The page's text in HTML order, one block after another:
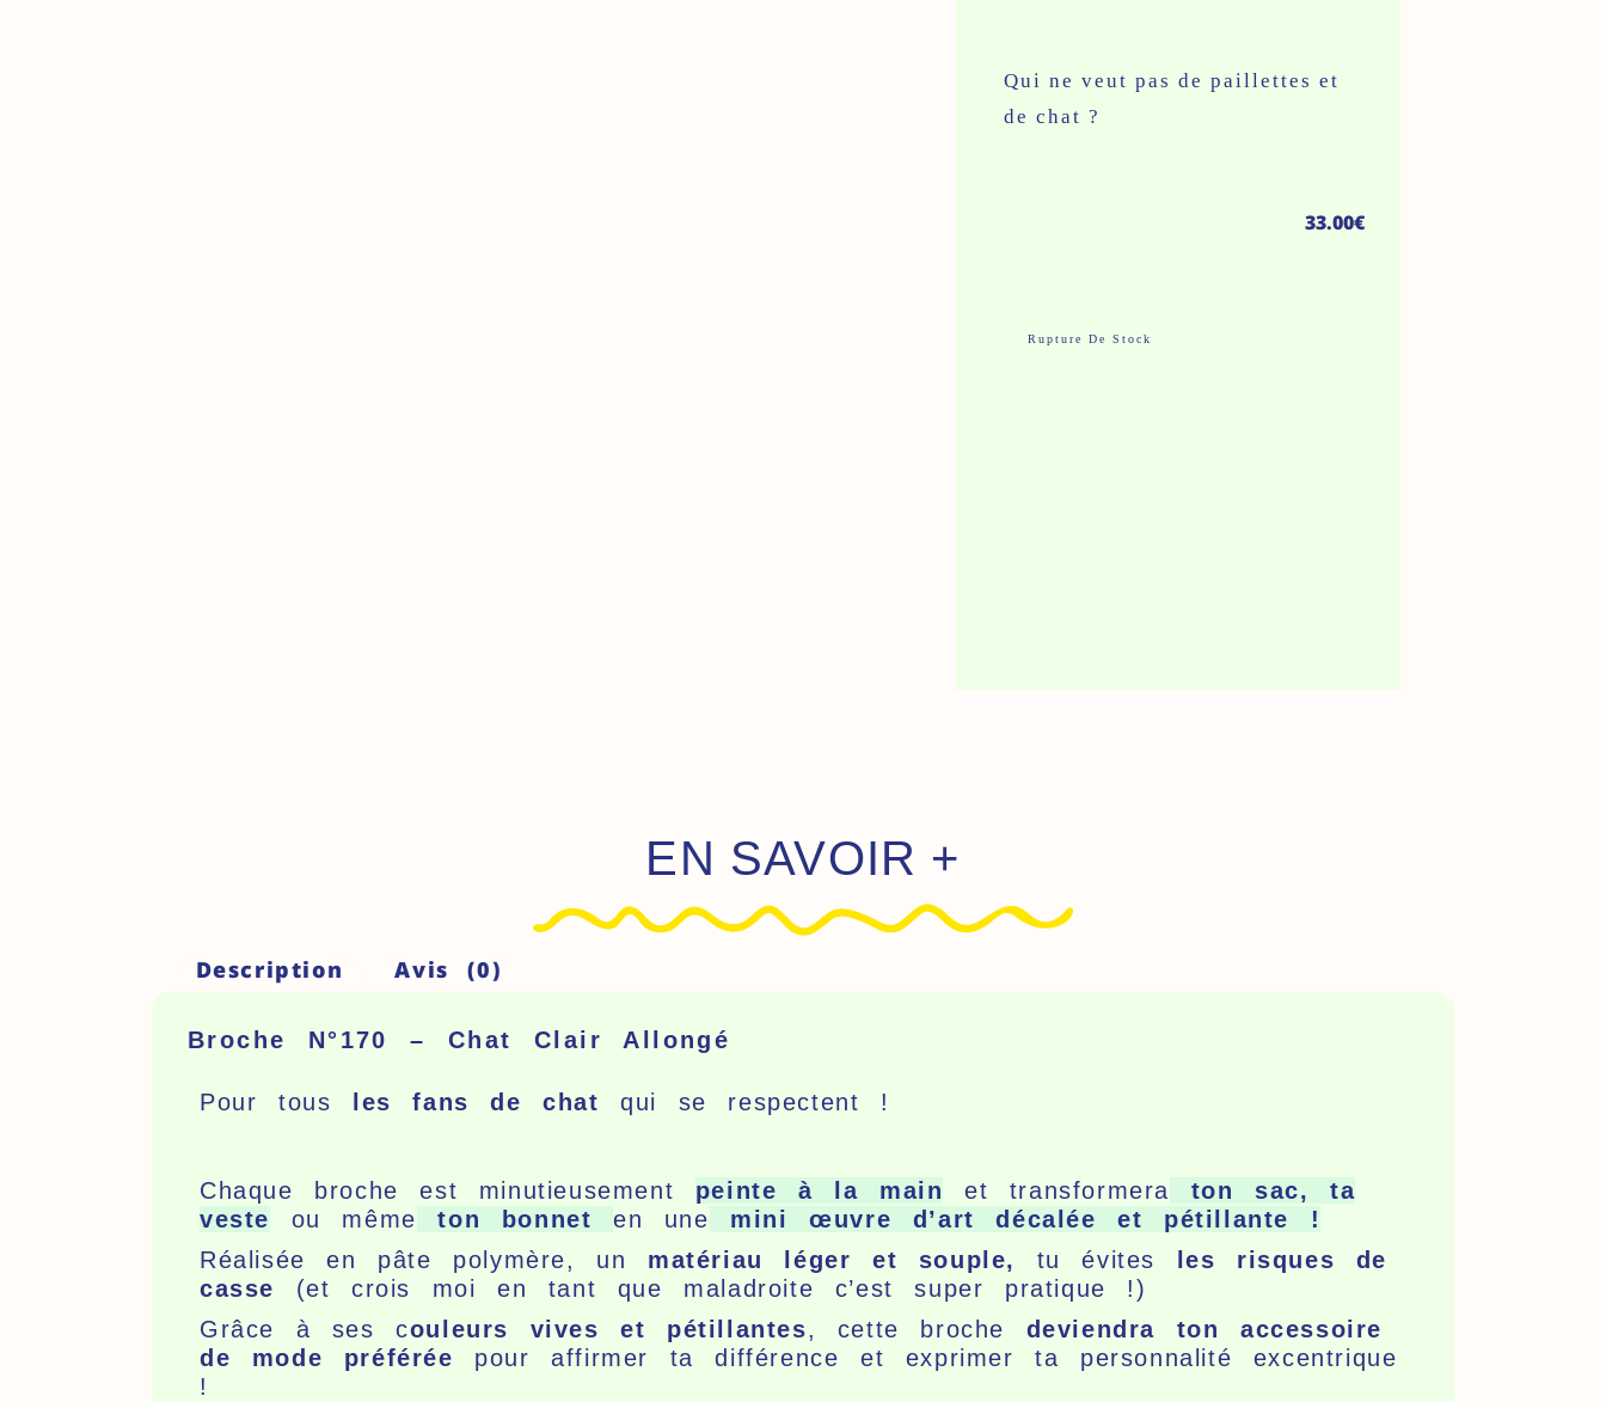
Qui ne veut pas de paillettes et
de chat ?
33.00€
Rupture De Stock
EN SAVOIR +
Description Avis (0)
Broche N°170 – Chat Clair Allongé
Pour tous les fans de chatqui se respectent !
Chaque broche est minutieusement peinte à la main et transformera ton sac, ta
veste ou même ton bonneten une mini œuvre d’art décalée et pétillante !
Réalisée en pâte polymère, un matériau léger et souple, tu évites
les risques de
casse (et crois moi en tant que maladroite c’est super pratique !)
Grâce à ses couleurs vives et pétillantes, cette broche deviendra ton accessoire
de mode préférée pour affirmer ta différence et exprimer ta personnalité excentrique
!